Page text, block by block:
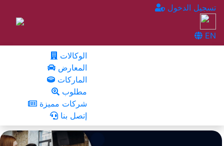
تسجيل الدخول
EN
الوكالات
المعارض
الماركات
مطلوب
شركات مميزة
إتصل بنا